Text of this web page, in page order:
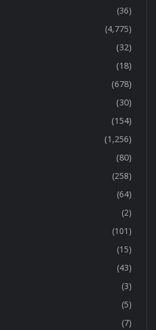
(36)
(4,775)
(32)
(18)
(678)
(30)
(154)
(1,256)
(80)
(258)
(64)
(2)
(101)
(15)
(43)
(3)
(5)
(7)